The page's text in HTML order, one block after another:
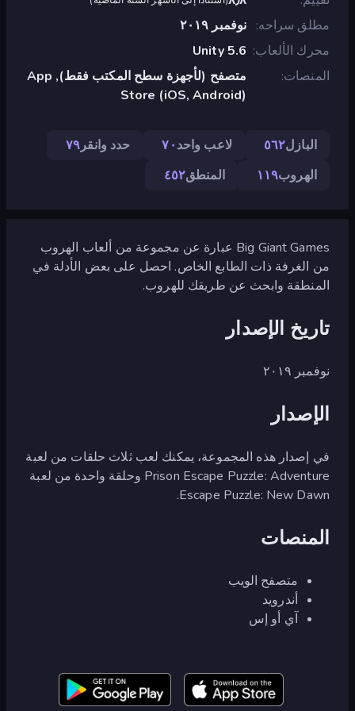
مطلق سراحه
نوفمبر ٢٠١٩
محرك الألعاب Unity 5.6
المنصات
متصفح (لأجهزة سطح المكتب فقط), App
Store (iOS, Android)
البازل٥٦٢ لاعب واحد٧٠ حدد وانقر٧٩
الهروب١١٩ المنطق٤٥٢
Big Giant Games عبارة عن مجموعة من ألعاب الهروب
من الغرفة ذات الطابع الخاص. احصل على بعض الأدلة في
المنطقة وابحث عن طريقك للهروب.
تاريخ الإصدار
نوفمبر ٢٠١٩
الإصدار
في إصدار هذه المجموعة، يمكنك لعب ثلاث حلقات من لعبة
Prison Escape Puzzle: Adventure وحلقة واحدة من لعبة
Escape Puzzle: New Dawn.
المنصات
متصفح الويب
أندرويد
آي أو إس